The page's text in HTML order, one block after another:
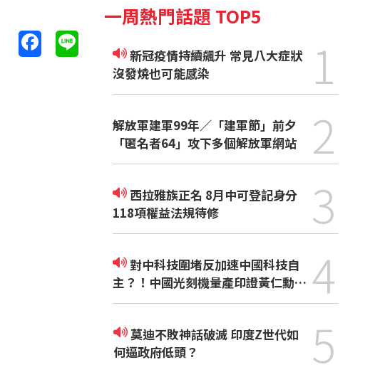
一周熱門話題 TOP5
新冠疫情持續飆升 常見八大症狀
沒發燒也可能感染
1
解放軍建軍99年／「建軍節」前夕
「匿名者64」攻下多個解放軍網站
2
118項權益法規待修
3
對中科技圍堵反加速中國科技自
主？！中國光刻機量產印證黃仁勳觀
點
4
莫迪不敗神話破滅 印度Z世代如
何逼政府低頭？
5